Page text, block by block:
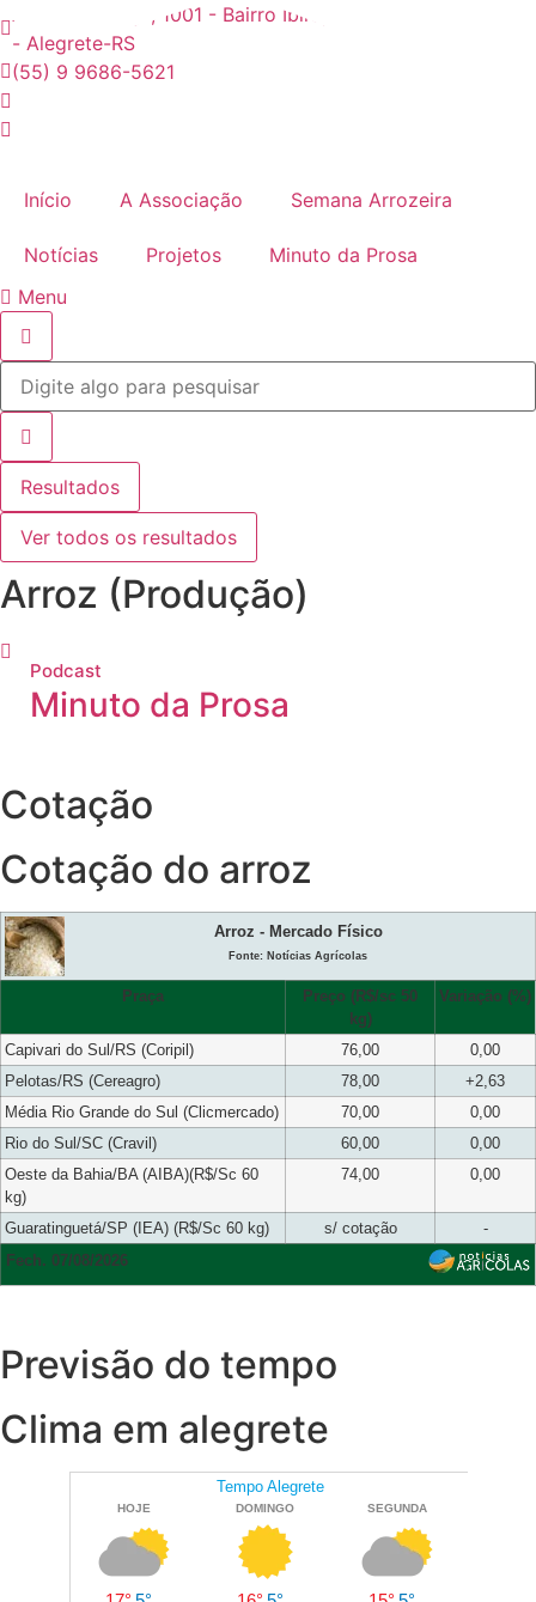
Ir
para
o
conteúdo
Avenida Tiarajú, 1001 - Bairro Ibirapuitã - CEP: 97546550
- Alegrete-RS
(55) 9 9686-5621
Início A Associação Semana Arrozeira
Notícias Projetos
Minuto da Prosa
Menu
Pesquisar
Resultados
Ver todos os resultados
Arroz (Produção)
Podcast
Minuto da Prosa
Cotação
Cotação do arroz
Arroz - Mercado Físico
Fonte: Notícias Agrícolas
Praça
Preço (R$/sc 50
kg)
Variação (%)
Capivari do Sul/RS (Coripil) 76,00
0,00
Pelotas/RS (Cereagro)
78,00
+2,63
Média Rio Grande do Sul (Clicmercado)
70,00
0,00
Rio do Sul/SC (Cravil)
60,00
0,00
Oeste da Bahia/BA (AIBA)(R$/Sc 60
kg)
74,00 0,00
Guaratinguetá/SP (IEA) (R$/Sc 60 kg) s/ cotação
-
Fech. 07/08/2026
Previsão do tempo
Clima em alegrete